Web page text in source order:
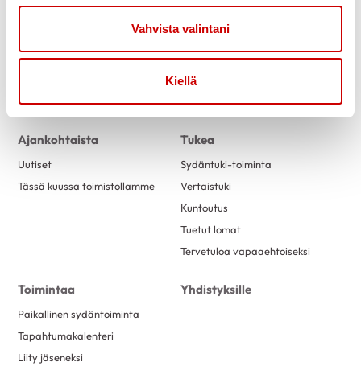
Vahvista valintani
Kiellä
Ajankohtaista
Uutiset
Tässä kuussa toimistollamme
Tukea
Sydäntuki-toiminta
Vertaistuki
Kuntoutus
Tuetut lomat
Tervetuloa vapaaehtoiseksi
Toimintaa
Paikallinen sydäntoiminta
Tapahtumakalenteri
Liity jäseneksi
Yhdistyksille